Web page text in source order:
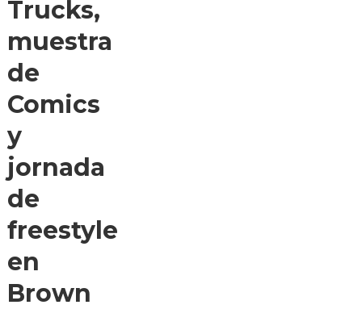
Trucks,
muestra
de
Comics
y
jornada
de
freestyle
en
Brown